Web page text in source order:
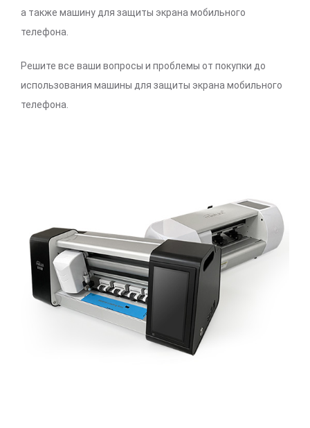
а также машину для защиты экрана мобильного
телефона.
Решите все ваши вопросы и проблемы от покупки до
использования машины для защиты экрана мобильного
телефона.